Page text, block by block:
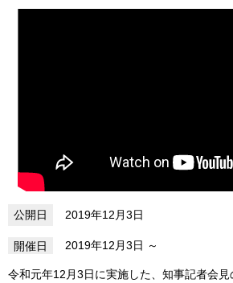
2019年12月3日
2019年12月3日
令和元年12月3日に実施した、知事記者会